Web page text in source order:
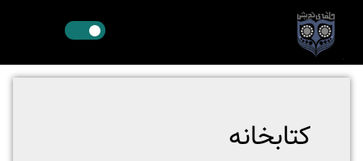
کتابخانه